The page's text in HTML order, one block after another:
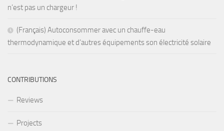
n’est pas un chargeur !
(Français) Autoconsommer avec un chauffe-eau
thermodynamique et d’autres équipements son électricité solaire
CONTRIBUTIONS
Reviews
Projects